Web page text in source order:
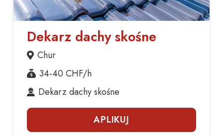
Dekarz dachy skośne
Chur
34-40 CHF/h
Dekarz dachy skośne
APLIKUJ